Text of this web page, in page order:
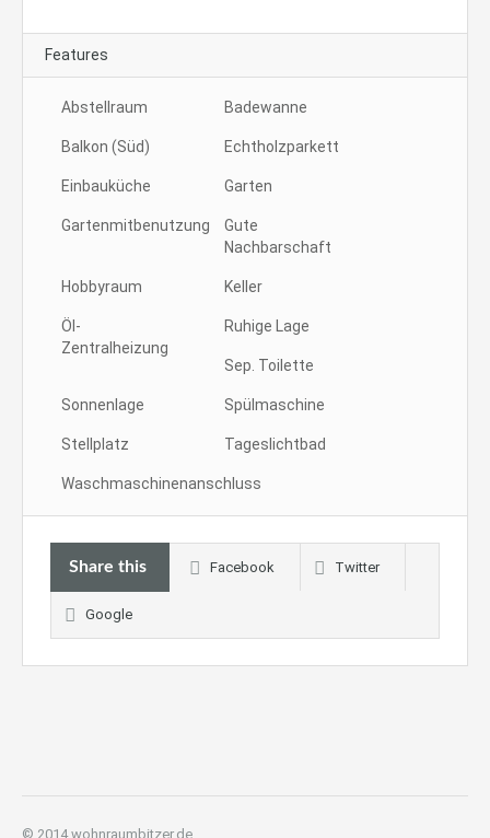
Features
Abstellraum Badewanne
Balkon (Süd) Echtholzparkett
Einbauküche Garten
Gartenmitbenutzung
Gute
Nachbarschaft
Hobbyraum Keller
Öl-
Zentralheizung
Ruhige Lage
Sep. Toilette
Sonnenlage Spülmaschine
Stellplatz Tageslichtbad
Waschmaschinenanschluss
Share this Facebook Twitter
Google
© 2014 wohnraumbitzer.de